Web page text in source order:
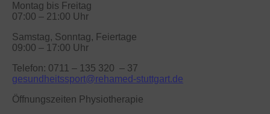
Montag bis Freitag
07:00 – 21:00 Uhr
Samstag, Sonntag, Feiertage
09:00 – 17:00 Uhr
Telefon: 0711 – 135 320 – 37
gesundheitssport@rehamed-stuttgart.de
Öffnungszeiten Physiotherapie